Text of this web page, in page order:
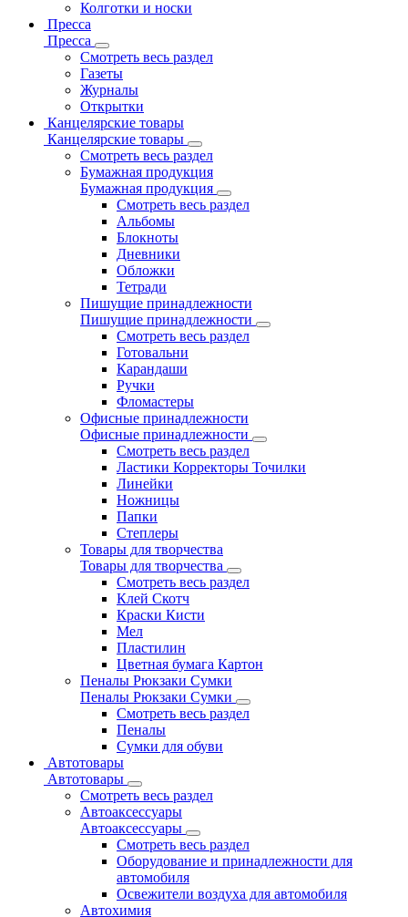
Колготки и носки
Пресса
Пресса
Смотреть весь раздел
Газеты
Журналы
Открытки
Канцелярские товары
Канцелярские товары
Смотреть весь раздел
Бумажная продукция
Бумажная продукция
Смотреть весь раздел
Альбомы
Блокноты
Дневники
Обложки
Тетради
Пишущие принадлежности
Пишущие принадлежности
Смотреть весь раздел
Готовальни
Карандаши
Ручки
Фломастеры
Офисные принадлежности
Офисные принадлежности
Смотреть весь раздел
Ластики Корректоры Точилки
Линейки
Ножницы
Папки
Степлеры
Товары для творчества
Товары для творчества
Смотреть весь раздел
Клей Скотч
Краски Кисти
Мел
Пластилин
Цветная бумага Картон
Пеналы Рюкзаки Сумки
Пеналы Рюкзаки Сумки
Смотреть весь раздел
Пеналы
Сумки для обуви
Автотовары
Автотовары
Смотреть весь раздел
Автоаксессуары
Автоаксессуары
Смотреть весь раздел
Оборудование и принадлежности для
автомобиля
Освежители воздуха для автомобиля
Автохимия